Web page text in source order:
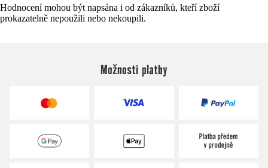
Hodnocení mohou být napsána i od zákazníků, kteří zboží
prokazatelně nepoužili nebo nekoupili.
Možnosti platby